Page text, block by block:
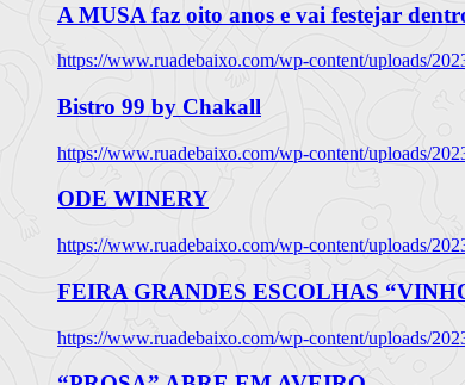
A MUSA faz oito anos e vai festejar
https://www.ruadebaixo.com/wp-content/uploads/
Bistro 99 by Chakall
https://www.ruadebaixo.com/wp-content/uploads/
ODE WINERY
https://www.ruadebaixo.com/wp-content/uploads/
FEIRA GRANDES ESCOLHAS
https://www.ruadebaixo.com/wp-content/uploads/